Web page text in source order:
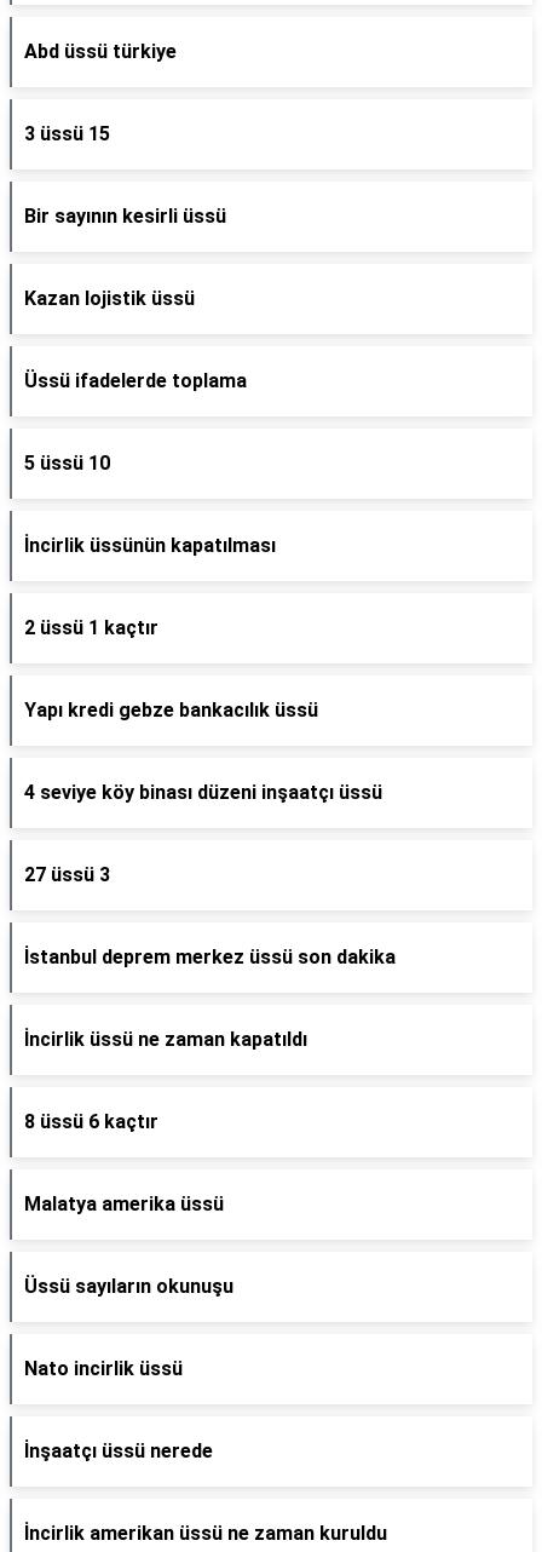
Abd üssü türkiye
3 üssü 15
Bir sayının kesirli üssü
Kazan lojistik üssü
Üssü ifadelerde toplama
5 üssü 10
İncirlik üssünün kapatılması
2 üssü 1 kaçtır
Yapı kredi gebze bankacılık üssü
4 seviye köy binası düzeni inşaatçı üssü
27 üssü 3
İstanbul deprem merkez üssü son dakika
İncirlik üssü ne zaman kapatıldı
8 üssü 6 kaçtır
Malatya amerika üssü
Üssü sayıların okunuşu
Nato incirlik üssü
İnşaatçı üssü nerede
İncirlik amerikan üssü ne zaman kuruldu